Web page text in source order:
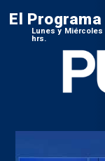
El
Lunes y Miércoles
hrs.